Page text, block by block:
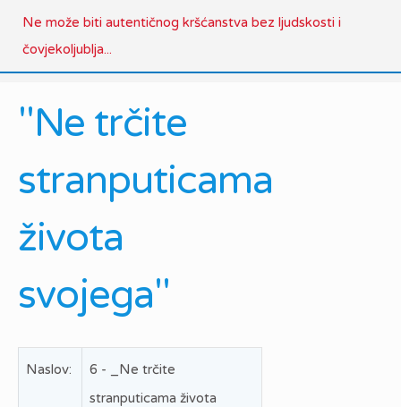
Ne može biti autentičnog kršćanstva bez ljudskosti i
čovjekoljublja...
"Ne trčite
stranputicama
života
svojega"
Naslov:
6 - _Ne trčite
stranputicama života